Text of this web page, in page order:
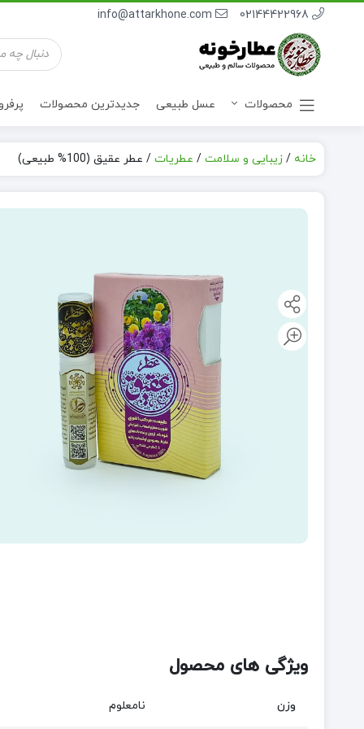
02144422968
info@attarkhone.com
جستجوی
محصولات
محصولات
نوشیدنی ها
عسل طبیعی جدیدترین محصولات
خانه / زیبایی و سلامت/ عطریات/ عطر عقیق (100% طبیعی)
ویژگی های محصول
وزن نامعلوم